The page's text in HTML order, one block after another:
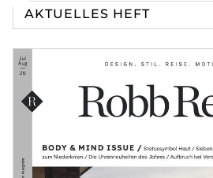
AKTUELLES HEFT